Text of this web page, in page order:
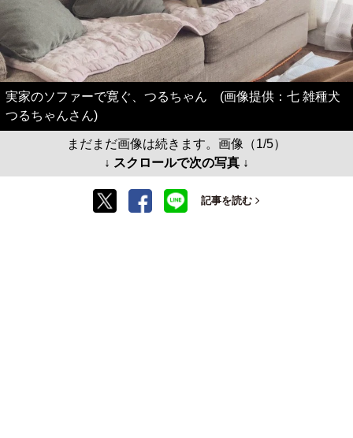
実家のソファーで寛ぐ、つるちゃん (画像提供：七 雑種犬
つるちゃんさん)
まだまだ画像は続きます。画像（1/5）
↓ スクロールで次の写真 ↓
記事を読む